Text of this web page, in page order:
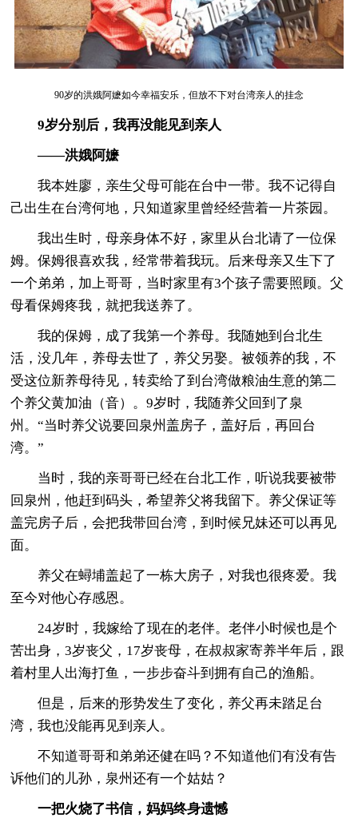
90岁的洪娥阿嬷如今幸福安乐，但放不下对台湾亲人的挂念
9岁分别后，我再没能见到亲人
——洪娥阿嬷
我本姓廖，亲生父母可能在台中一带。我不记得自
己出生在台湾何地，只知道家里曾经经营着一片茶园。
我出生时，母亲身体不好，家里从台北请了一位保
姆。保姆很喜欢我，经常带着我玩。后来母亲又生下了
一个弟弟，加上哥哥，当时家里有3个孩子需要照顾。父
母看保姆疼我，就把我送养了。
我的保姆，成了我第一个养母。我随她到台北生
活，没几年，养母去世了，养父另娶。被领养的我，不
受这位新养母待见，转卖给了到台湾做粮油生意的第二
个养父黄加油（音）。9岁时，我随养父回到了泉
州。“当时养父说要回泉州盖房子，盖好后，再回台
湾。”
当时，我的亲哥哥已经在台北工作，听说我要被带
回泉州，他赶到码头，希望养父将我留下。养父保证等
盖完房子后，会把我带回台湾，到时候兄妹还可以再见
面。
养父在蟳埔盖起了一栋大房子，对我也很疼爱。我
至今对他心存感恩。
24岁时，我嫁给了现在的老伴。老伴小时候也是个
苦出身，3岁丧父，17岁丧母，在叔叔家寄养半年后，跟
着村里人出海打鱼，一步步奋斗到拥有自己的渔船。
但是，后来的形势发生了变化，养父再未踏足台
湾，我也没能再见到亲人。
不知道哥哥和弟弟还健在吗？不知道他们有没有告
诉他们的儿孙，泉州还有一个姑姑？
一把火烧了书信，妈妈终身遗憾